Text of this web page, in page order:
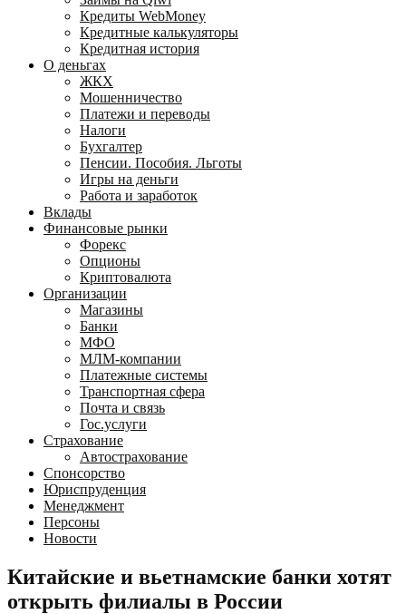
Кредиты WebMoney
Кредитные калькуляторы
Кредитная история
О деньгах
ЖКХ
Мошенничество
Платежи и переводы
Налоги
Бухгалтер
Пенсии. Пособия. Льготы
Игры на деньги
Работа и заработок
Вклады
Финансовые рынки
Форекс
Опционы
Криптовалюта
Организации
Магазины
Банки
МФО
МЛМ-компании
Платежные системы
Транспортная сфера
Почта и связь
Гос.услуги
Страхование
Автострахование
Спонсорство
Юриспруденция
Менеджмент
Персоны
Новости
Китайские и вьетнамские банки хотят
открыть филиалы в России